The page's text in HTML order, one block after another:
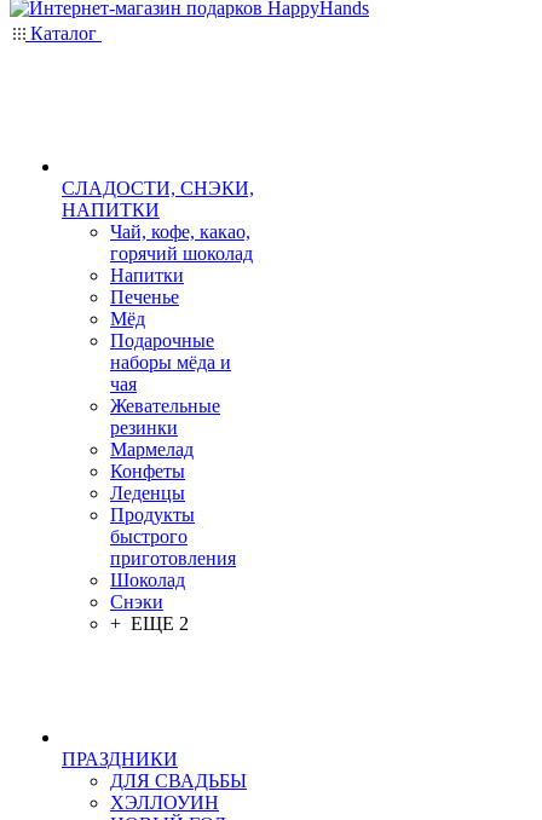
Каталог
СЛАДОСТИ, СНЭКИ,
НАПИТКИ
Чай, кофе, какао,
горячий шоколад
Напитки
Печенье
Мёд
Подарочные
наборы мёда и
чая
Жевательные
резинки
Мармелад
Конфеты
Леденцы
Продукты
быстрого
приготовления
Шоколад
Снэки
+ ЕЩЕ 2
ПРАЗДНИКИ
ДЛЯ СВАДЬБЫ
ХЭЛЛОУИН